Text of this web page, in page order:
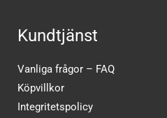
Kundtjänst
Vanliga frågor – FAQ
Köpvillkor
Integritetspolicy